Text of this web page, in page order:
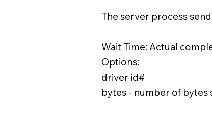
The server process
Wait Time: Actual
Options:
driver id#
bytes - number of bytes